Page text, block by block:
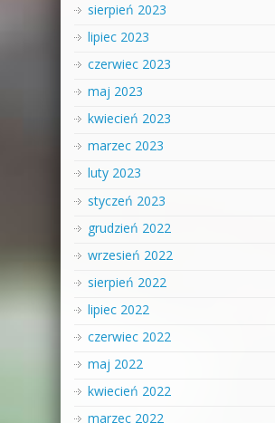
sierpień 2023
lipiec 2023
czerwiec 2023
maj 2023
kwiecień 2023
marzec 2023
luty 2023
styczeń 2023
grudzień 2022
wrzesień 2022
sierpień 2022
lipiec 2022
czerwiec 2022
maj 2022
kwiecień 2022
marzec 2022